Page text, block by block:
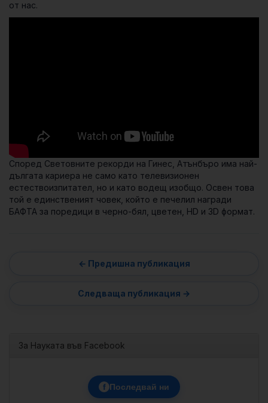
от нас.
Според Световните рекорди на Гинес, Атънбъро има най-
дългата кариера не само като телевизионен
естествоизпитател, но и като водещ изобщо. Освен това
той е единственият човек, който е печелил награди
БАФТА за поредици в черно-бял, цветен, HD и 3D формат.
За Науката във Facebook
f Последвай ни